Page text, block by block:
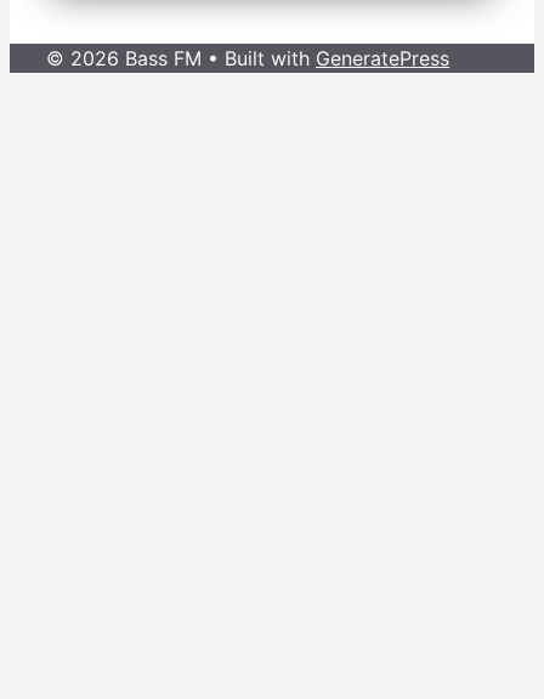
© 2026 Bass FM • Built with GeneratePress